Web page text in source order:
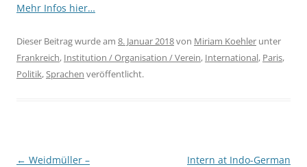
Mehr Infos hier…
Dieser Beitrag wurde am 8. Januar 2018von Miriam Koehler unter
Frankreich, Institution / Organisation / Verein, International, Paris,
Politik,Sprachen veröffentlicht.
Beitragsnavigation
← Weidmüller –
Intern at Indo-German